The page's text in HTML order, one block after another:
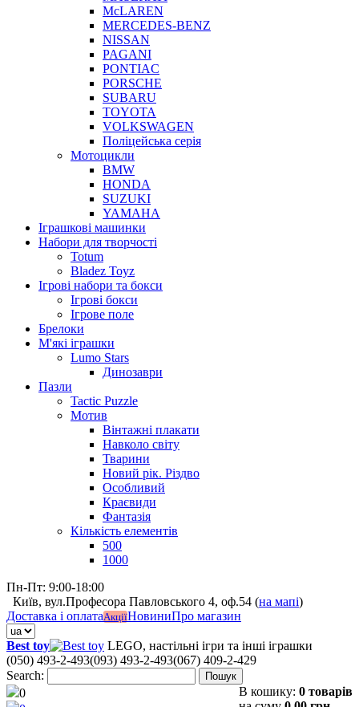
McLAREN
MERCEDES-BENZ
NISSAN
PAGANI
PONTIAC
PORSCHE
SUBARU
TOYOTA
VOLKSWAGEN
Поліцейська серія
Мотоцикли
BMW
HONDA
SUZUKI
YAMAHA
Іграшкові машинки
Набори для творчості
Totum
Bladez Toyz
Ігрові набори та бокси
Ігрові бокси
Ігрове поле
Брелоки
М'які іграшки
Lumo Stars
Динозаври
Пазли
Tactic Puzzle
Мотив
Вінтажні плакати
Навколо світу
Тварини
Новий рік. Різдво
Особливий
Краєвиди
Фантазія
Кількість елементів
500
1000
Пн-Пт: 9:00-18:00
Київ, вул.Професора Павловського 4, оф.54 (на мапі)
Доставка і оплатаАкціїНовиниПро магазин
Best toy
LEGO, настільні ігри та інші іграшки
(050) 493-2-493(093) 493-2-493(067) 409-2-429
Search:
Пошук
0 В кошику: 0 товарів